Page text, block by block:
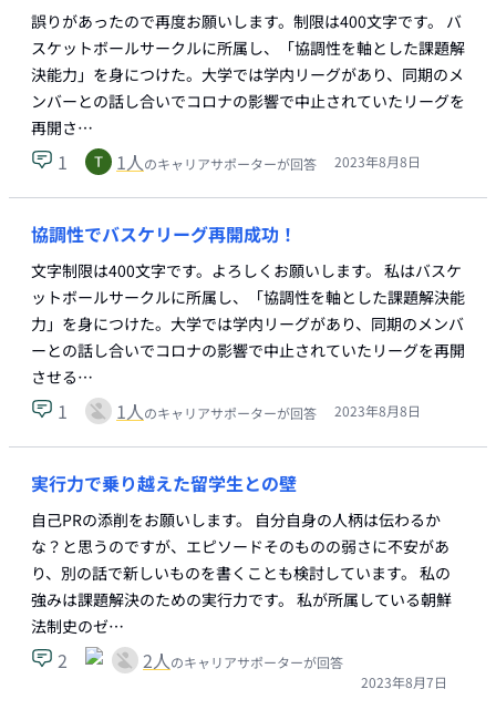
誤りがあったので再度お願いします。制限は400文字です。 バ
スケットボールサークルに所属し、「協調性を軸とした課題解
決能力」を身につけた。大学では学内リーグがあり、同期のメ
ンバーとの話し合いでコロナの影響で中止されていたリーグを
再開さ…
1 1人のキャリアサポーターが回答 2023年8月8日
協調性でバスケリーグ再開成功！
文字制限は400文字です。よろしくお願いします。 私はバスケ
ットボールサークルに所属し、「協調性を軸とした課題解決能
力」を身につけた。大学では学内リーグがあり、同期のメンバ
ーとの話し合いでコロナの影響で中止されていたリーグを再開
させる…
1 1人のキャリアサポーターが回答 2023年8月8日
実行力で乗り越えた留学生との壁
自己PRの添削をお願いします。 自分自身の人柄は伝わるか
な？と思うのですが、エピソードそのものの弱さに不安があ
り、別の話で新しいものを書くことも検討しています。 私の
強みは課題解決のための実行力です。 私が所属している朝鮮
法制史のゼ…
2 2人のキャリアサポーターが回答
2023年8月7日